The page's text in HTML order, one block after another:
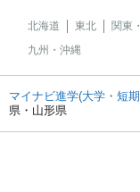
北海道 東北 関東
九州・沖縄
マイナビ進学(大学・短
県・山形県